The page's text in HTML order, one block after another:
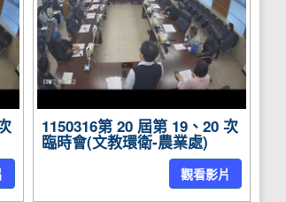
1150316第 20 屆第 19、20 次
臨時會(文教環衛-農業處)
觀看影片